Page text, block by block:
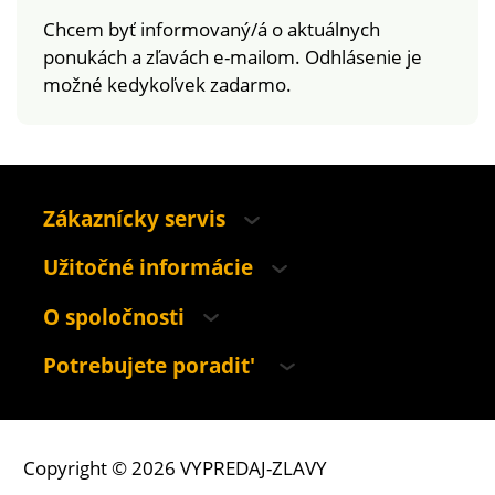
prať na 40 °C a sušiť
voľne na vzduchu.
Chcem byť informovaný/á o aktuálnych
ponukách a zľavách e-mailom. Odhlásenie je
možné kedykoľvek zadarmo.
Zákaznícky servis
Užitočné informácie
O spoločnosti
Potrebujete poradit'
Copyright © 2026 VYPREDAJ-ZLAVY